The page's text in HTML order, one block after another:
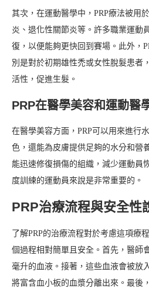
其次，在運動醫學中，PRP療法被用
炎、退化性關節炎等。許多職業運動
復，以便能夠更快回到賽場。此外，
別是對於初期雄性禿或女性脫髮患者
活性，促進生髮。
PRP在醫學美容和運動醫
在醫學美容方面，PRP可以用來進行
色，還能為皮膚提供足夠的水分和營
能迅速修復損傷的組織，減少運動員
度訓練的運動員來說是非常重要的。
PRP治療流程與安全性
了解PRP的治療流程對於考慮這項療
個過程相對簡單且安全。首先，醫師
毫升的血液。接著，這些血液會被放
將富含血小板的血漿分離出來。最後